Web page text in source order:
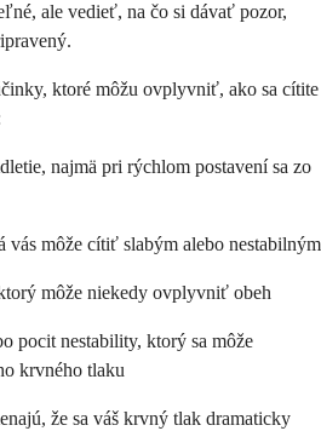
ale vedieť, na čo si dávať pozor,
ktoré môžu ovplyvniť, ako sa cítite
najmä pri rýchlom postavení sa zo
vás môže cítiť slabým alebo nestabilným
môže niekedy ovplyvniť obeh
pocit nestability, ktorý sa môže
krvného tlaku
že sa váš krvný tlak dramaticky